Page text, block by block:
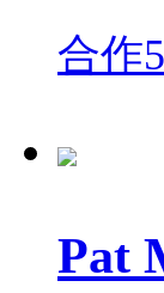
合作
Pat